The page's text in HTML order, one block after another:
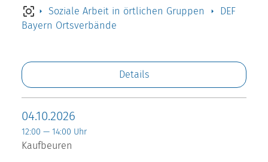
Soziale Arbeit in örtlichen Gruppen
DEF
Bayern Ortsverbände
Details
04.10.2026
12:00 — 14:00 Uhr
Kaufbeuren